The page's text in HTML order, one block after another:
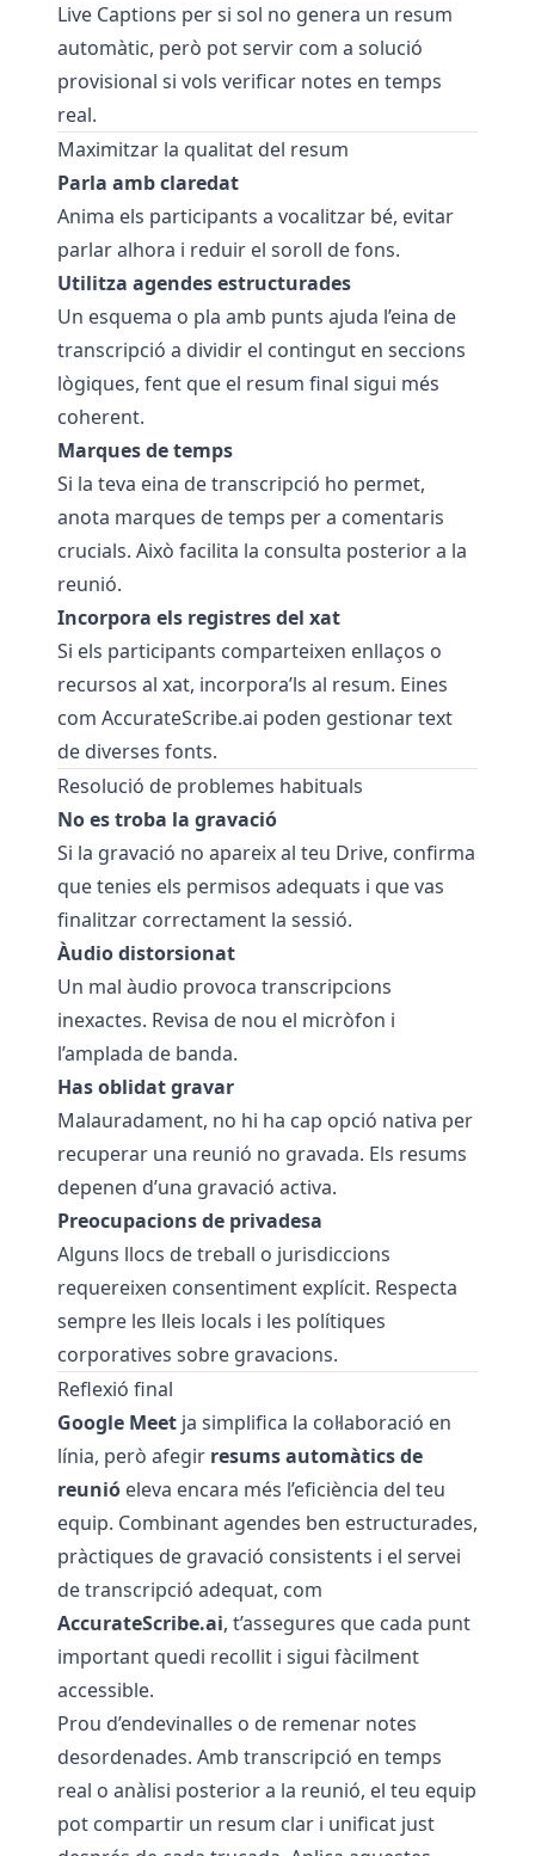
Live Captions per si sol no genera un resum
automàtic, però pot servir com a solució
provisional si vols verificar notes en temps
real.
Maximitzar la qualitat del resum
Parla amb claredat
Anima els participants a vocalitzar bé, evitar
parlar alhora i reduir el soroll de fons.
Utilitza agendes estructurades
Un esquema o pla amb punts ajuda l’eina de
transcripció a dividir el contingut en seccions
lògiques, fent que el resum final sigui més
coherent.
Marques de temps
Si la teva eina de transcripció ho permet,
anota marques de temps per a comentaris
crucials. Això facilita la consulta posterior a la
reunió.
Incorpora els registres del xat
Si els participants comparteixen enllaços o
recursos al xat, incorpora’ls al resum. Eines
com AccurateScribe.ai poden gestionar text
de diverses fonts.
Resolució de problemes habituals
No es troba la gravació
Si la gravació no apareix al teu Drive, confirma
que tenies els permisos adequats i que vas
finalitzar correctament la sessió.
Àudio distorsionat
Un mal àudio provoca transcripcions
inexactes. Revisa de nou el micròfon i
l’amplada de banda.
Has oblidat gravar
Malauradament, no hi ha cap opció nativa per
recuperar una reunió no gravada. Els resums
depenen d’una gravació activa.
Preocupacions de privadesa
Alguns llocs de treball o jurisdiccions
requereixen consentiment explícit. Respecta
sempre les lleis locals i les polítiques
corporatives sobre gravacions.
Reflexió final
Google Meet ja simplifica la col·laboració en
línia, però afegir resums automàtics de
reunió eleva encara més l’eficiència del teu
equip. Combinant agendes ben estructurades,
pràctiques de gravació consistents i el servei
de transcripció adequat, com
AccurateScribe.ai, t’assegures que cada punt
important quedi recollit i sigui fàcilment
accessible.
Prou d’endevinalles o de remenar notes
desordenades. Amb transcripció en temps
real o anàlisi posterior a la reunió, el teu equip
pot compartir un resum clar i unificat just